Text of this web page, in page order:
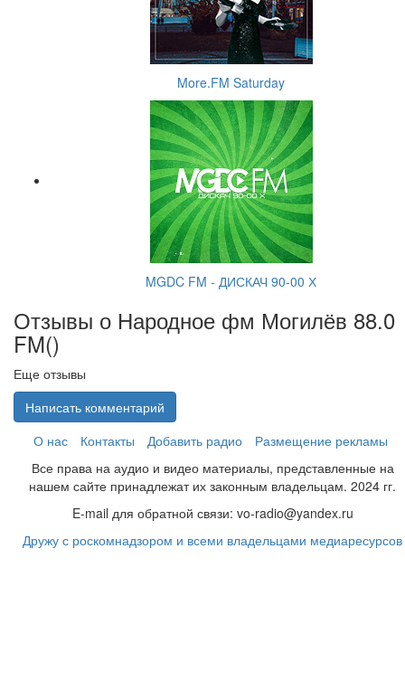
More.FM Saturday
MGDC FM - ДИСКАЧ 90-00 Х
Отзывы о Народное фм Могилёв 88.0
FM()
Еще отзывы
Написать комментарий
О нас
Контакты Добавить радио
Размещение рекламы
Все права на аудио и видео материалы, представленные на
нашем сайте принадлежат их законным владельцам. 2024 гг.
E-mail для обратной связи: vo-radio@yandex.ru
Дружу с роскомнадзором и всеми владельцами медиаресурсов